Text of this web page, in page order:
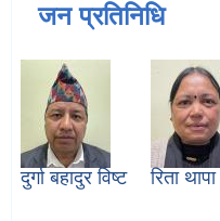
जन प्रतिनिधि
दुर्गा बहादुर विष्ट रिता थापा